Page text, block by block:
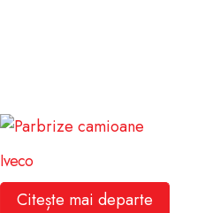
Iveco
Citește mai departe